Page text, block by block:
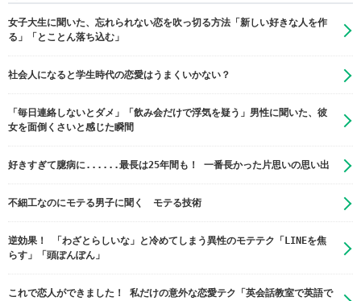
女子大生に聞いた、忘れられない恋を吹っ切る方法「新しい好きな人を作
る」「とことん落ち込む」
社会人になると学生時代の恋愛はうまくいかない？
「毎日連絡しないとダメ」「飲み会だけで浮気を疑う」男性に聞いた、彼
女を面倒くさいと感じた瞬間
好きすぎて臆病に......最長は25年間も！ 一番長かった片思いの思い出
不細工なのにモテる男子に聞く モテる技術
逆効果！ 「わざとらしいな」と冷めてしまう異性のモテテク「LINEを焦
らす」「頭ぽんぽん」
これで恋人ができました！ 私だけの意外な恋愛テク「英会話教室で英語で